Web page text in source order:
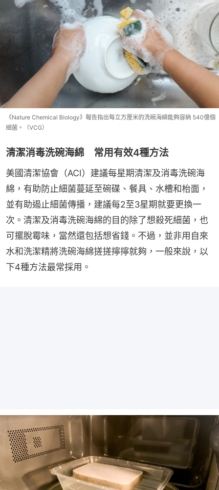
《Nature Chemical Biology》報告指出每立方厘米的洗碗海綿能夠容納 540億個
細菌。（VCG）
清潔消毒洗碗海綿 常用有效4種方法
美國清潔協會（ACI）建議每星期清潔及消毒洗碗海
綿，有助防止細菌蔓延至碗碟、餐具、水槽和枱面，
並有助遏止細菌傳播，建議每2至3星期就要更換一
次。清潔及消毒洗碗海綿的目的除了想殺死細菌，也
可擺脫霉味，當然還包括想省錢。不過，並非用自來
水和洗潔精將洗碗海綿搓搓擰擰就夠，一般來說，以
下4種方法最常採用。